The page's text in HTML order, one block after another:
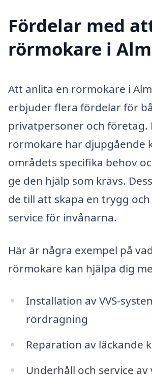
Fördelar med
rörmokare i
Att anlita en rörmokare i
erbjuder flera fördelar för
privatpersoner och företag.
rörmokare har djupgående
områdets specifika behov
ge den hjälp som krävs.
de till att skapa en trygg
service för invånarna.
Här är några exempel på
rörmokare kan hjälpa dig
Installation av VVS-
rördragning
Reparation av läckande
Underhåll och service